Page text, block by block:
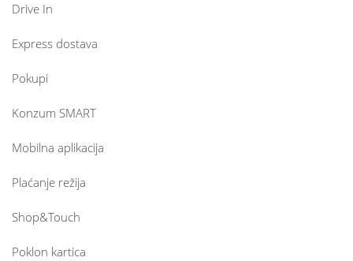
Drive In
Express dostava
Pokupi
Konzum SMART
Mobilna aplikacija
Plaćanje režija
Shop&Touch
Poklon kartica